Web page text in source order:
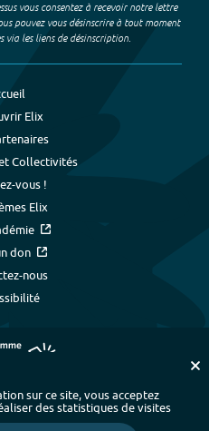
vous consentez à recevoir notre lettre
pouvez vous désinscrire à tout moment
les liens de désinscription.
Elix
Collectivités
vous !
Elix
don
nous
alphabétique -
sur ce site, vous acceptez
des statistiques de visites